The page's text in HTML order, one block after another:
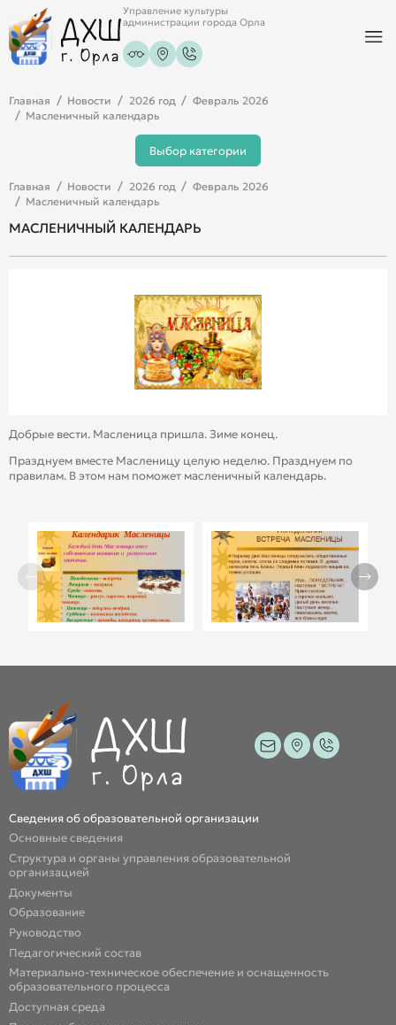
Управление культуры
администрации города Орла
Главная Новости 2026 год
Февраль 2026
Масленичный календарь
Выбор категории
Главная Новости 2026 год
Февраль 2026
Масленичный календарь
МАСЛЕНИЧНЫЙ КАЛЕНДАРЬ
Добрые вести. Масленица пришла. Зиме конец.
Празднуем вместе Масленицу целую неделю. Празднуем по
правилам. В этом нам поможет масленичный календарь.
Сведения об образовательной организации
Основные сведения
Структура и органы управления образовательной
организацией
Документы
Образование
Руководство
Педагогический состав
Материально-техническое обеспечение и оснащенность
образовательного процесса
Доступная среда